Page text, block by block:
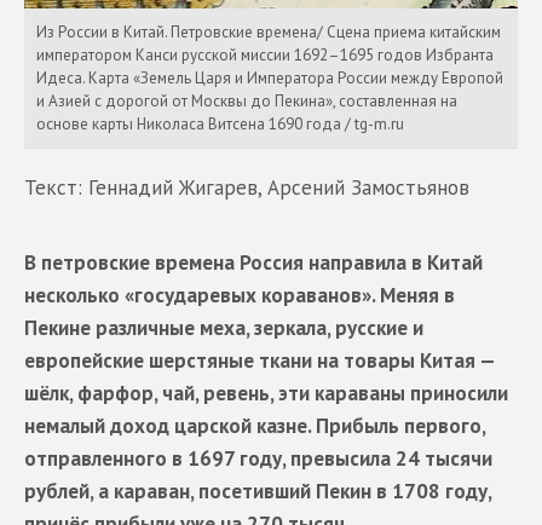
Из России в Китай. Петровские времена/ Сцена приема китайским
императором Канси русской миссии 1692–1695 годов Избранта
Идеса. Карта «Земель Царя и Императора России между Европой
и Азией с дорогой от Москвы до Пекина», составленная на
основе карты Николаса Витсена 1690 года / tg-m.ru
Текст: Геннадий Жигарев, Арсений Замостьянов
В петровские времена Россия направила в Китай
несколько «государевых кораванов». Меняя в
Пекине различные меха, зеркала, русские и
европейские шерстяные ткани на товары Китая —
шёлк, фарфор, чай, ревень, эти караваны приносили
немалый доход царской казне. Прибыль первого,
отправленного в 1697 году, превысила 24 тысячи
рублей, а караван, посетивший Пекин в 1708 году,